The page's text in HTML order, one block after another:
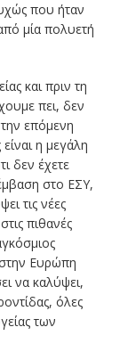
που ήταν
μία πολυετή
και πριν τη
πει, δεν
επόμενη
η μεγάλη
δεν έχετε
στο ΕΣΥ,
τις νέες
πιθανές
στην Ευρώπη
να καλύψει,
όλες
των